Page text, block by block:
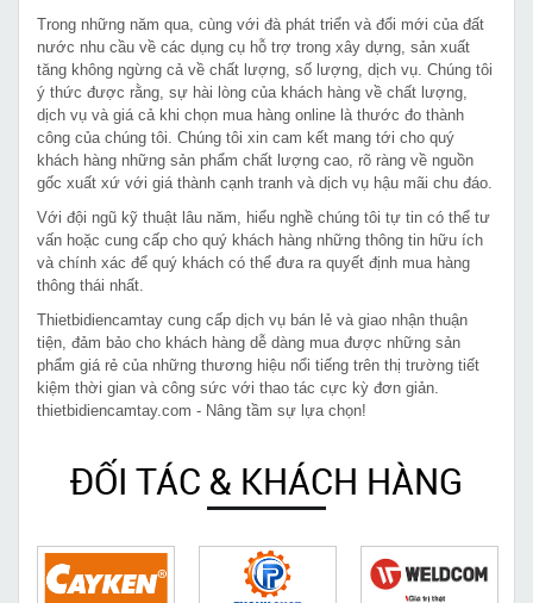
Trong những năm qua, cùng với đà phát triển và đổi mới của đất
nước nhu cầu về các dụng cụ hỗ trợ trong xây dựng, sản xuất
tăng không ngừng cả về chất lượng, số lượng, dịch vụ. Chúng tôi
ý thức được rằng, sự hài lòng của khách hàng về chất lượng,
dịch vụ và giá cả khi chọn mua hàng online là thước đo thành
công của chúng tôi. Chúng tôi xin cam kết mang tới cho quý
khách hàng những sản phẩm chất lượng cao, rõ ràng về nguồn
gốc xuất xứ với giá thành cạnh tranh và dịch vụ hậu mãi chu đáo.
Với đội ngũ kỹ thuật lâu năm, hiểu nghề chúng tôi tự tin có thể tư
vấn hoặc cung cấp cho quý khách hàng những thông tin hữu ích
và chính xác để quý khách có thể đưa ra quyết định mua hàng
thông thái nhất.
Thietbidiencamtay cung cấp dịch vụ bán lẻ và giao nhận thuận
tiện, đảm bảo cho khách hàng dễ dàng mua được những sản
phẩm giá rẻ của những thương hiệu nổi tiếng trên thị trường tiết
kiệm thời gian và công sức với thao tác cực kỳ đơn giản.
thietbidiencamtay.com - Nâng tầm sự lựa chọn!
ĐỐI TÁC & KHÁCH HÀNG